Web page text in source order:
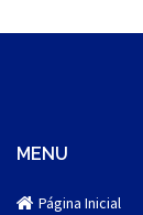
MENU
Página Inicial